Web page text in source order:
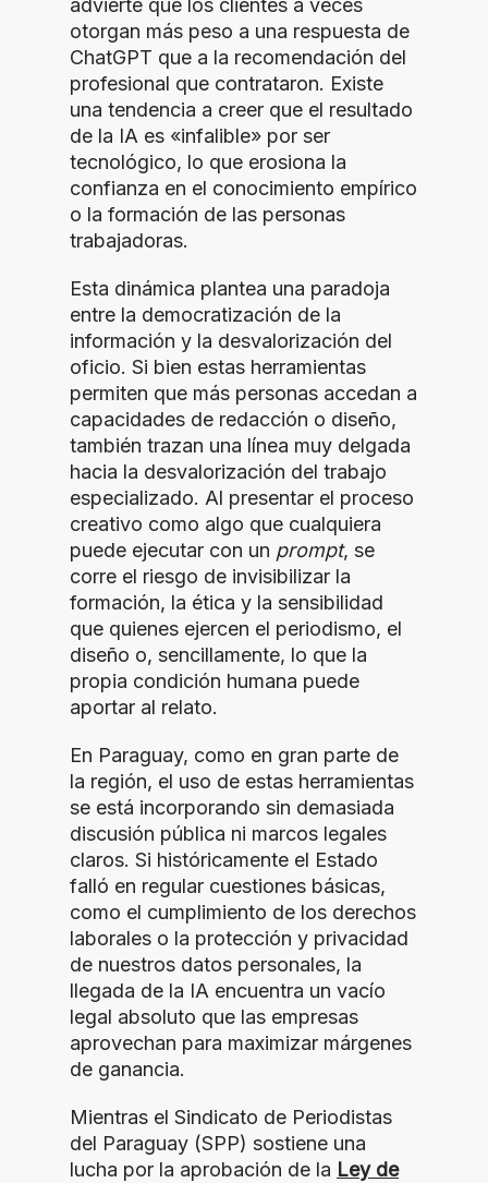
advierte que los clientes a veces
otorgan más peso a una respuesta de
ChatGPT que a la recomendación del
profesional que contrataron. Existe
una tendencia a creer que el resultado
de la IA es «infalible» por ser
tecnológico, lo que erosiona la
confianza en el conocimiento empírico
o la formación de las personas
trabajadoras.
Esta dinámica plantea una paradoja
entre la democratización de la
información y la desvalorización del
oficio. Si bien estas herramientas
permiten que más personas accedan a
capacidades de redacción o diseño,
también trazan una línea muy delgada
hacia la desvalorización del trabajo
especializado. Al presentar el proceso
creativo como algo que cualquiera
puede ejecutar con un prompt, se
corre el riesgo de invisibilizar la
formación, la ética y la sensibilidad
que quienes ejercen el periodismo, el
diseño o, sencillamente, lo que la
propia condición humana puede
aportar al relato.
En Paraguay, como en gran parte de
la región, el uso de estas herramientas
se está incorporando sin demasiada
discusión pública ni marcos legales
claros. Si históricamente el Estado
falló en regular cuestiones básicas,
como el cumplimiento de los derechos
laborales o la protección y privacidad
de nuestros datos personales, la
llegada de la IA encuentra un vacío
legal absoluto que las empresas
aprovechan para maximizar márgenes
de ganancia.
Mientras el Sindicato de Periodistas
del Paraguay (SPP) sostiene una
lucha por la aprobación de la Ley de